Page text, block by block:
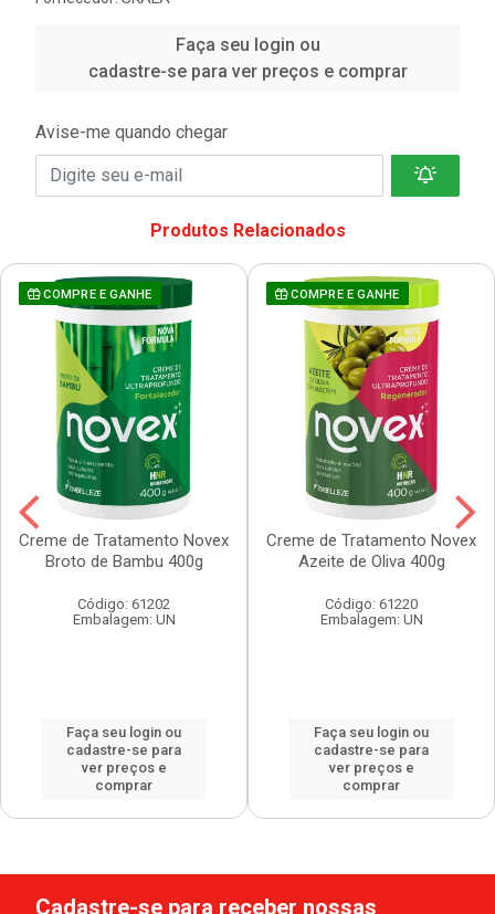
Faça seu login ou
cadastre-se para ver preços e comprar
Avise-me quando chegar
Produtos Relacionados
COMPRE E GANHE
Creme de Tratamento Novex
Broto de Bambu 400g
Código: 61202
Embalagem: UN
Faça seu login ou
cadastre-se para
ver preços e
comprar
COMPRE E GANHE
Creme de Tratamento Novex
Azeite de Oliva 400g
Código: 61220
Embalagem: UN
Faça seu login ou
cadastre-se para
ver preços e
comprar
Cadastre-se para receber nossas